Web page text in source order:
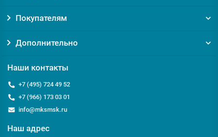
Покупателям
Дополнительно
Наши контакты
+7 (495) 724 49 52
+7 (966) 173 03 01
info@mksmsk.ru
Наш адрес